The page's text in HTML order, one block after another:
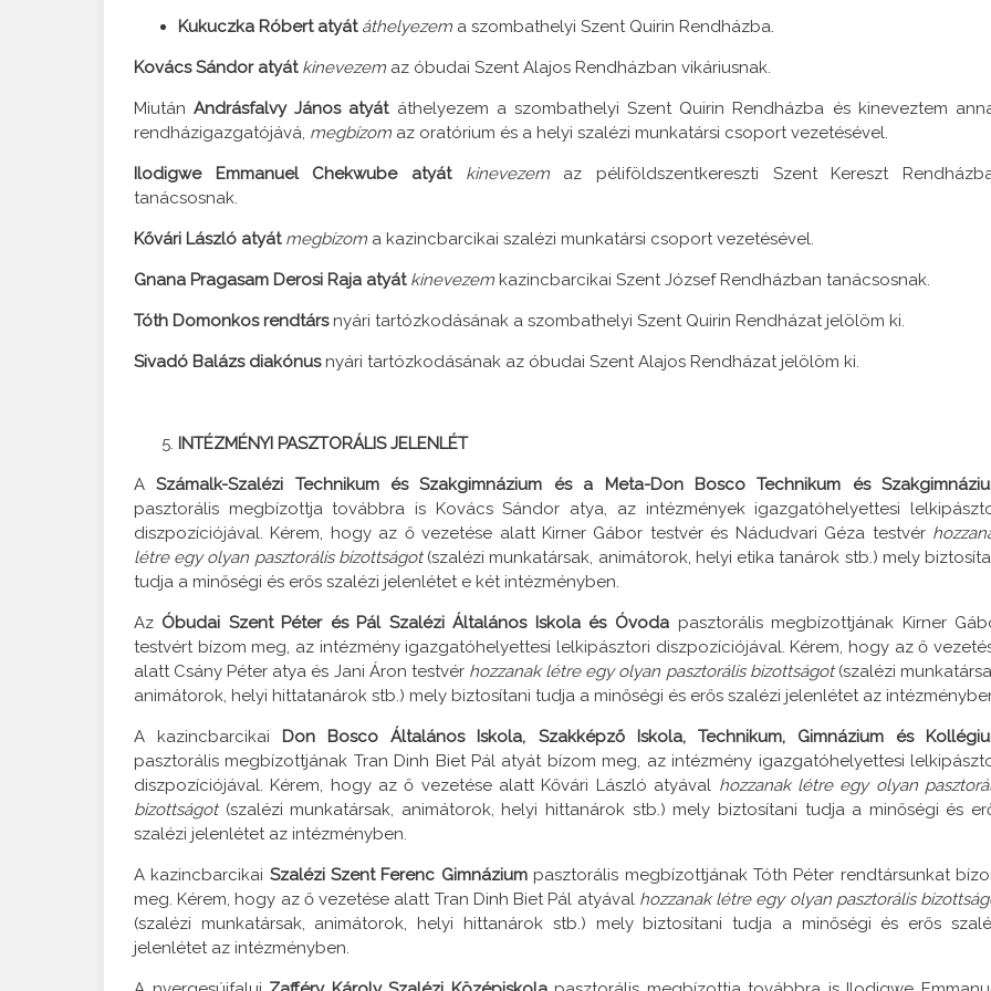
Kukuczka Róbert atyát áthelyezema szombathelyi Szent Quirin Rendházba.
Kovács Sándor atyát kinevezemaz óbudai Szent Alajos Rendházban vikáriusnak.
MiutánAndrásfalvy János atyát áthelyezem a szombathelyi Szent Quirin Rendházba és kineveztem
rendházigazgatójává, megbízomaz oratórium és a helyi szalézi munkatársi csoport vezetésével.
Ilodigwe Emmanuel Chekwube atyát kinevezemaz péliföldszentkereszti Szent Kereszt
tanácsosnak.
Kővári László atyát megbízoma kazincbarcikai szalézi munkatársi csoport vezetésével.
Gnana Pragasam Derosi Raja atyát kinevezemkazincbarcikai Szent József Rendházban tanácsosnak.
Tóth Domonkos rendtársnyári tartózkodásának a szombathelyi Szent Quirin Rendházat jelölöm ki.
Sivadó Balázs diakónusnyári tartózkodásának az óbudai Szent Alajos Rendházat jelölöm ki.
INTÉZMÉNYI PASZTORÁLIS JELENLÉT
ASzámalk-Szalézi Technikum és Szakgimnázium és a Meta-Don Bosco Technikum és
pasztorális megbízottja továbbra is Kovács Sándor atya, az intézmények igazgatóhelyettesi
diszpozíciójával. Kérem, hogy az ő vezetése alatt Kirner Gábor testvér és Nádudvari Géza testvér
létre egy olyan pasztorális bizottságot(szalézi munkatársak, animátorok, helyi etika tanárok stb.) mely
tudja a minőségi és erős szalézi jelenlétet e két intézményben.
Az Óbudai Szent Péter és Pál Szalézi Általános Iskola és Óvoda pasztorális megbízottjának Kirner
testvért bízom meg, az intézmény igazgatóhelyettesi lelkipásztori diszpozíciójával. Kérem, hogy az ő
alatt Csány Péter atya és Jani Áron testvér hozzanak létre egy olyan pasztorális bizottságot(szalézi
animátorok, helyi hittatanárok stb.) mely biztosítani tudja a minőségi és erős szalézi jelenlétet az
A kazincbarcikai Don Bosco Általános Iskola, Szakképző Iskola, Technikum, Gimnázium és
pasztorális megbízottjának Tran Dinh Biet Pál atyát bízom meg, az intézmény igazgatóhelyettesi
diszpozíciójával. Kérem, hogy az ő vezetése alatt Kővári László atyával hozzanak létre egy olyan
bizottságot(szalézi munkatársak, animátorok, helyi hittanárok stb.) mely biztosítani tudja a minőségi és
szalézi jelenlétet az intézményben.
A kazincbarcikai Szalézi Szent Ferenc Gimnázium pasztorális megbízottjának Tóth Péter rendtársunkat
meg. Kérem, hogy az ő vezetése alatt Tran Dinh Biet Pál atyával hozzanak létre egy olyan pasztorális
(szalézi munkatársak, animátorok, helyi hittanárok stb.) mely biztosítani tudja a minőségi és erős
jelenlétet az intézményben.